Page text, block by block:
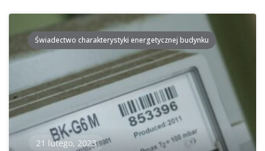
Świadectwo charakterystyki energetycznej budynku
21 lutego, 2023